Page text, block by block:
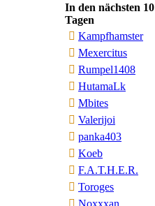
In den nächsten 10
Tagen
Kampfhamster
Mexercitus
Rumpel1408
HutamaLk
Mbites
Valerijoi
panka403
Koeb
F.A.T.H.E.R.
Toroges
Noxxxan